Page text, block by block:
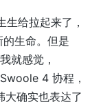
给拉起来了，
生命。但是
就感觉，
4 协程，
大确实也表达了